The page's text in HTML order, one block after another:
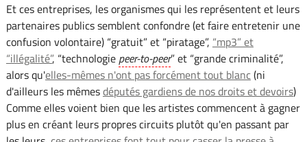
Et ces entreprises, les organismes qui les représentent et leurs
partenaires publics semblent confondre (et faire entretenir une
confusion volontaire) “gratuit” et “piratage”, “mp3” et
“illégalité”, “technologie peer-to-peer” et “grande criminalité”,
alors qu'elles-mêmes n'ont pas forcément tout blanc(ni
d'ailleurs les mêmesdéputés gardiens de nos droits et devoirs)
Comme elles voient bien que les artistes commencent à gagner
plus en créant leurs propres circuits plutôt qu'en passant par